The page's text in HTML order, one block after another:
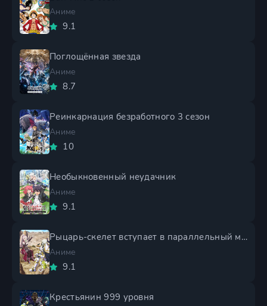
Аниме
9.1
Поглощённая звезда
Аниме
8.7
Реинкарнация безработного 3 сезон
Аниме
10
Необыкновенный неудачник
Аниме
9.1
Рыцарь-скелет вступает в параллельный мир 2 сезон
Аниме
9.1
Крестьянин 999 уровня